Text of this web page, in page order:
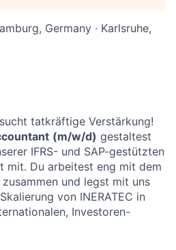
Germany · Karlsruhe,
tatkräftige Verstärkung!
(m/w/d) gestaltest
IFRS- und SAP-gestützten
mit. Du arbeitest eng mit dem
und legst mit uns
von INERATEC in
Investoren-